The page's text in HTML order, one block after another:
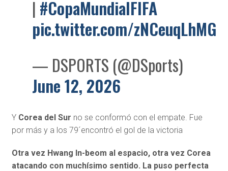
| #CopaMundialFIFA
pic.twitter.com/zNCeuqLhMG
— DSPORTS (@DSports)
June 12, 2026
Y Corea del Sur no se conformó con el empate. Fue
por más y a los 79´encontró el gol de la victoria
Otra vez Hwang In-beom al espacio, otra vez Corea
atacando con muchísimo sentido. La puso perfecta